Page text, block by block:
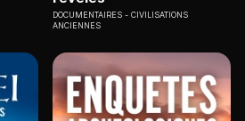
DOCUMENTAIRES
CIVILISATIONS
ANCIENNES